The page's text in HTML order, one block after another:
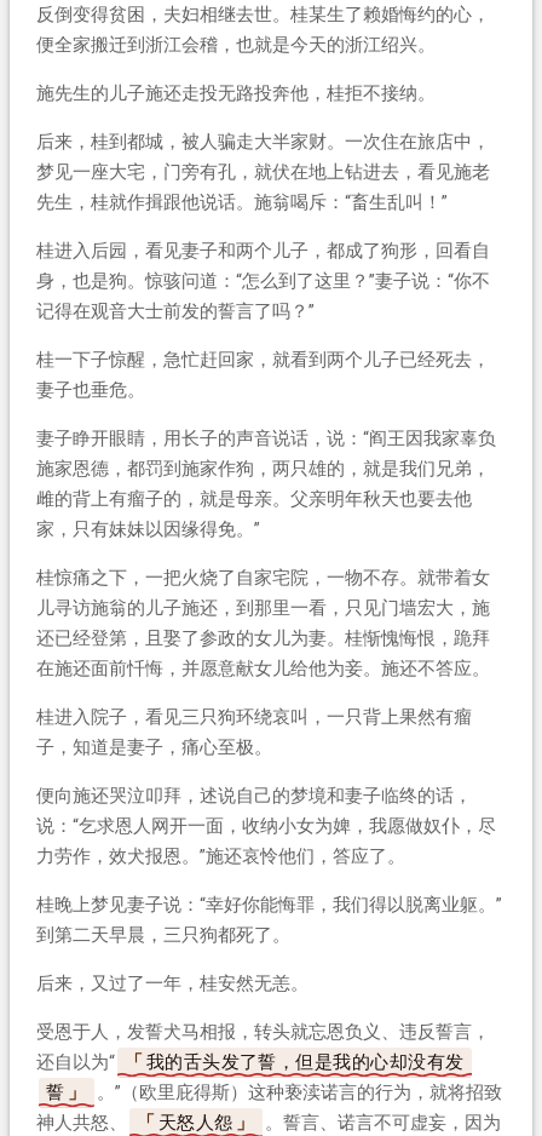
反倒变得贫困，夫妇相继去世。桂某生了赖婚悔约的心，
便全家搬迁到浙江会稽，也就是今天的浙江绍兴。
施先生的儿子施还走投无路投奔他，桂拒不接纳。
后来，桂到都城，被人骗走大半家财。一次住在旅店中，
梦见一座大宅，门旁有孔，就伏在地上钻进去，看见施老
先生，桂就作揖跟他说话。施翁喝斥：“畜生乱叫！”
桂进入后园，看见妻子和两个儿子，都成了狗形，回看自
身，也是狗。惊骇问道：“怎么到了这里？”妻子说：“你不
记得在观音大士前发的誓言了吗？”
桂一下子惊醒，急忙赶回家，就看到两个儿子已经死去，
妻子也垂危。
妻子睁开眼睛，用长子的声音说话，说：“阎王因我家辜负
施家恩德，都罚到施家作狗，两只雄的，就是我们兄弟，
雌的背上有瘤子的，就是母亲。父亲明年秋天也要去他
家，只有妹妹以因缘得免。”
桂惊痛之下，一把火烧了自家宅院，一物不存。就带着女
儿寻访施翁的儿子施还，到那里一看，只见门墙宏大，施
还已经登第，且娶了参政的女儿为妻。桂惭愧悔恨，跪拜
在施还面前忏悔，并愿意献女儿给他为妾。施还不答应。
桂进入院子，看见三只狗环绕哀叫，一只背上果然有瘤
子，知道是妻子，痛心至极。
便向施还哭泣叩拜，述说自己的梦境和妻子临终的话，
说：“乞求恩人网开一面，收纳小女为婢，我愿做奴仆，尽
力劳作，效犬报恩。”施还哀怜他们，答应了。
桂晚上梦见妻子说：“幸好你能悔罪，我们得以脱离业躯。”
到第二天早晨，三只狗都死了。
后来，又过了一年，桂安然无恙。
受恩于人，发誓犬马相报，转头就忘恩负义、违反誓言，
还自以为“
我的舌头发了誓，但是我的心却没有发
誓
。”（欧里庇得斯）这种亵渎诺言的行为，就将招致
神人共怒、
天怒人怨
。誓言、诺言不可虚妄，因为